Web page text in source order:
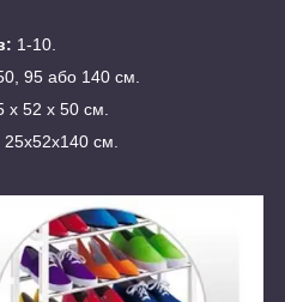
1-10.
95 або 140 см.
x 52 x 50 см.
25x52x140 см.